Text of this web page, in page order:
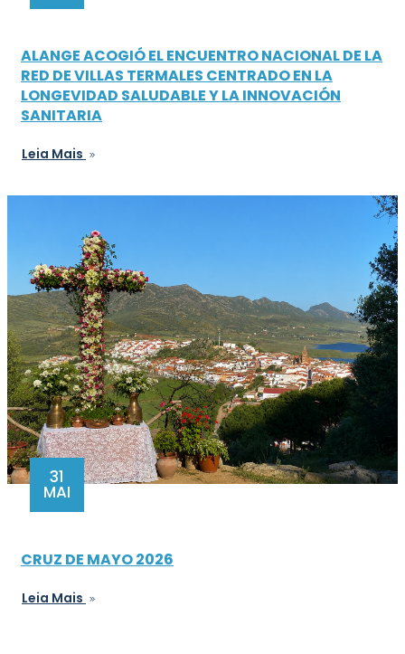
ALANGE ACOGIÓ EL ENCUENTRO NACIONAL DE LA
RED DE VILLAS TERMALES CENTRADO EN LA
LONGEVIDAD SALUDABLE Y LA INNOVACIÓN
SANITARIA
Leia Mais
31
MAI
CRUZ DE MAYO 2026
Leia Mais